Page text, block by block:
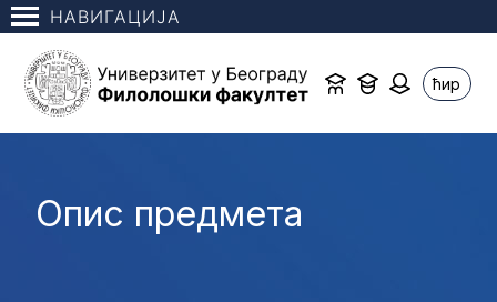
НАВИГАЦИЈА
ћир
Опис предмета